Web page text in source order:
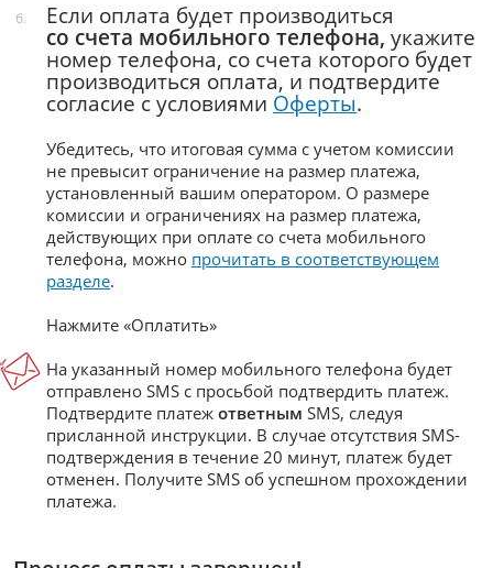
б.
Если оплата будет производиться
со счета мобильного телефона, укажите
номер телефона, со счета которого будет
производиться оплата, и подтвердите
согласие с условиями Оферты.
Убедитесь, что итоговая сумма с учетом комиссии
не превысит ограничение на размер платежа,
установленный вашим оператором. О размере
комиссии и ограничениях на размер платежа,
действующих при оплате со счета мобильного
телефона, можно прочитать в соответствующем
разделе.
Нажмите «Оплатить»
На указанный номер мобильного телефона будет
отправлено SMS с просьбой подтвердить платеж.
Подтвердите платеж ответным SMS, следуя
присланной инструкции. В случае отсутствия SMS-
подтверждения в течение 20 минут, платеж будет
отменен. Получите SMS об успешном прохождении
платежа.